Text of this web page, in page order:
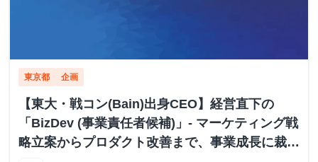
東京都 企画
【東大・戦コン(Bain)出身CEO】経営直下の
「BizDev (事業責任者候補)」- マーケティング戦
略立案からプロダクト改善まで、事業成長に裁量